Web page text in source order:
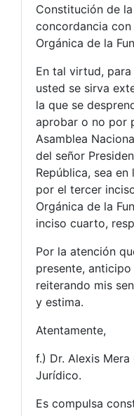
Constitución de
concordancia
Orgánica de la
En tal virtud,
usted se sirva
la que se
aprobar o no por
Asamblea
del señor
República, sea
por el tercer
Orgánica de la
inciso cuarto,
Por la atención
presente,
reiterando mis
y estima.
Atentamente,
f.) Dr. Alexis
Jurídico.
Es compulsa